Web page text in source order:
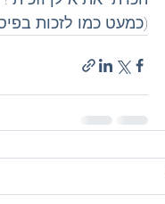
(כמעט כמו לזכות